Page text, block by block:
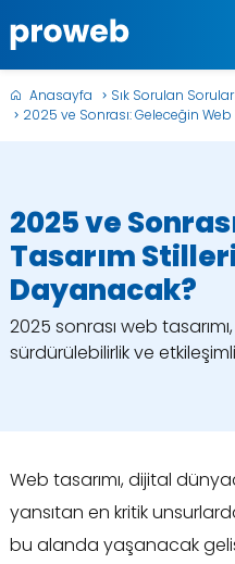
Anasayfa
Sık Sorulan Sorular
2025 ve Sonrası: Geleceğin Web
2025 ve
Tasarım
Dayanacak?
2025 sonrası web
sürdürülebilirlik ve
Web tasarımı, dijital
yansıtan en kritik
bu alanda yaşanacak